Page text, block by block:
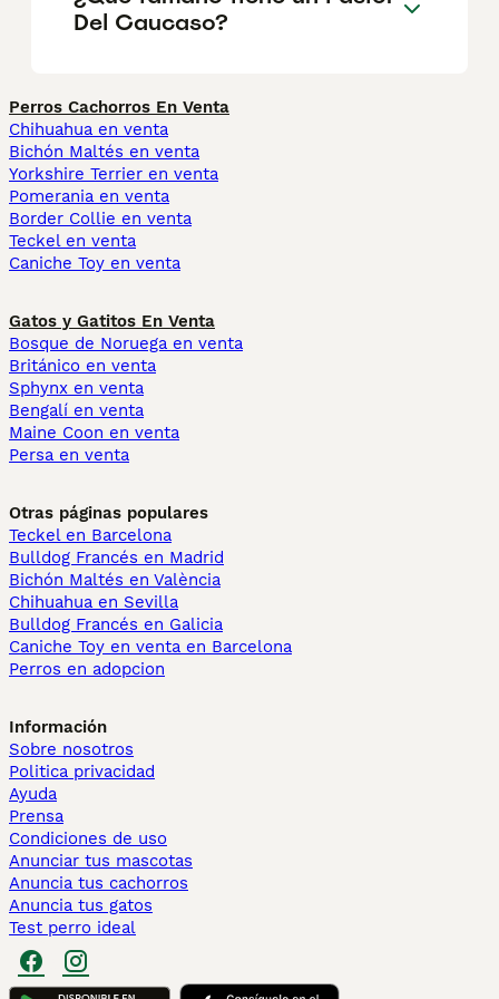
Del Caucaso?
Perros Cachorros En Venta
Chihuahua en venta
Bichón Maltés en venta
Yorkshire Terrier en venta
Pomerania en venta
Border Collie en venta
Teckel en venta
Caniche Toy en venta
Gatos y Gatitos En Venta
Bosque de Noruega en venta
Británico en venta
Sphynx en venta
Bengalí en venta
Maine Coon en venta
Persa en venta
Otras páginas populares
Teckel en Barcelona
Bulldog Francés en Madrid
Bichón Maltés en València
Chihuahua en Sevilla
Bulldog Francés en Galicia
Caniche Toy en venta en Barcelona
Perros en adopcion
Información
Sobre nosotros
Politica privacidad
Ayuda
Prensa
Condiciones de uso
Anunciar tus mascotas
Anuncia tus cachorros
Anuncia tus gatos
Test perro ideal